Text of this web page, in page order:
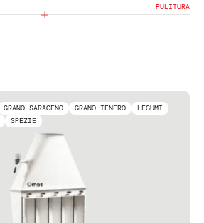
PULITURA
GRANO SARACENO GRANO TENERO
LEGUMI
SPEZIE